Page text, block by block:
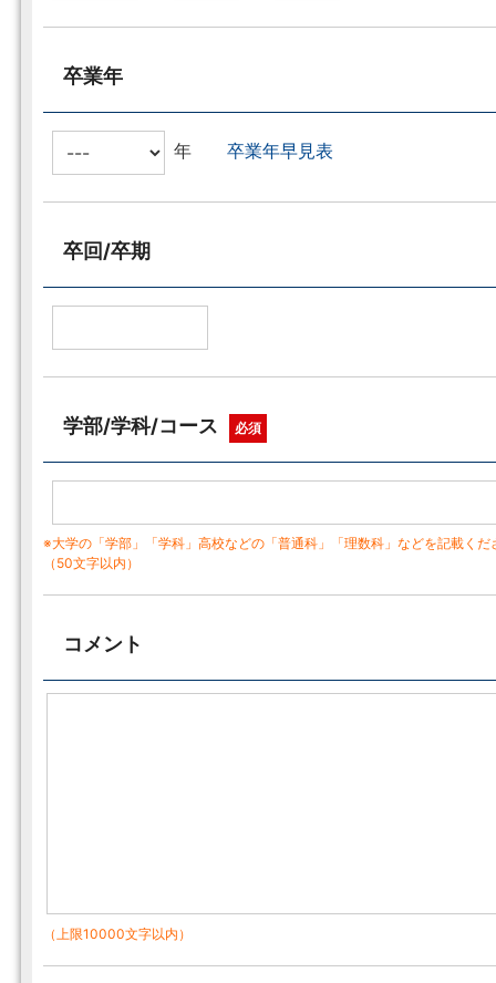
卒業年
年卒業年早見表
卒回/卒期
学部/学科/コース 必須
※大学の「学部」「学科」高校などの「普通科」「理数科」などを記載くだ
（50文字以内）
コメント
（上限10000文字以内）